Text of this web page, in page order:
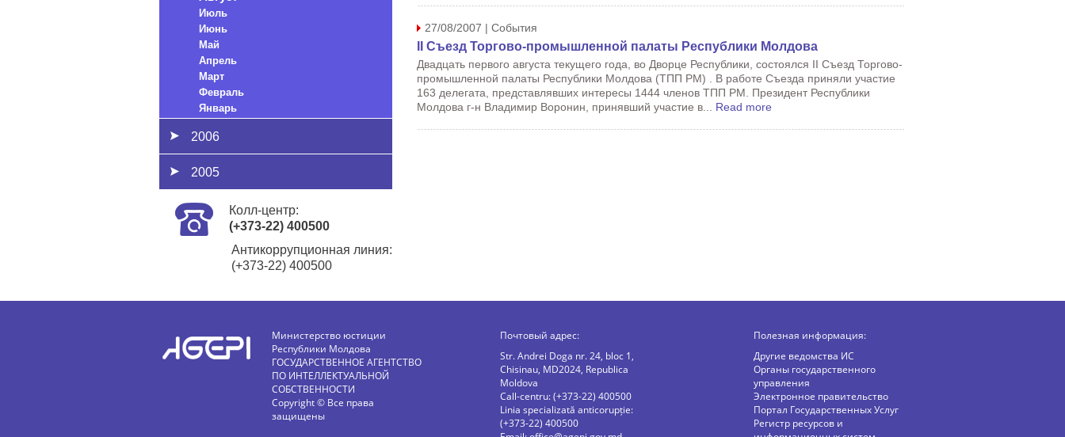
Июль
Июнь
Май
Апрель
Март
Февраль
Январь
2006
2005
Колл-центр:
(+373-22) 400500
Антикоррупционная линия:
(+373-22) 400500
27/08/2007 | События
II Съезд Торгово-промышленной палаты Республики Молдова
Двадцать первого августа текущего года, во Дворце Республики, состоялся II Съезд Торгово-
промышленной палаты Республики Молдова (ТПП РМ) . В работе Съезда приняли участие
163 делегата, представлявших интересы 1444 членов ТПП РМ. Президент Республики
Молдова г-н Владимир Воронин, принявший участие в... Read more
Министерство юстиции
Республики Молдова
ГОСУДАРСТВЕННОЕ АГЕНТСТВО
ПО ИНТЕЛЛЕКТУАЛЬНОЙ
СОБСТВЕННОСТИ
Copyright © Все права
защищены
Почтовый адрес:
Str. Andrei Doga nr. 24, bloc 1,
Chisinau, MD2024, Republica
Moldova
Call-centru: (+373-22) 400500
Linia specializată anticorupție:
(+373-22) 400500
Полезная информация:
Другие ведомства ИС
Органы государственного
управления
Электронное правительство
Портал Государственных Услуг
Регистр ресурсов и